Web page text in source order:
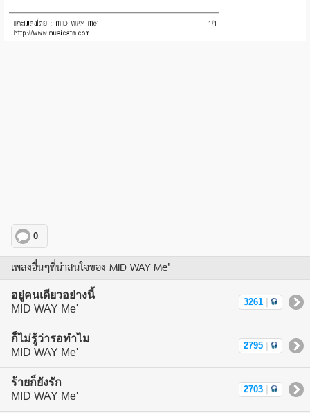
0
เพลงอื่นๆที่น่าสนใจของ MID WAY Me'
อยู่คนเดียวอย่างนี้
MID WAY Me'
3261
ก็ไม่รู้ว่ารอทำไม
MID WAY Me'
2795
ร้ายก็ยังรัก
MID WAY Me'
2703